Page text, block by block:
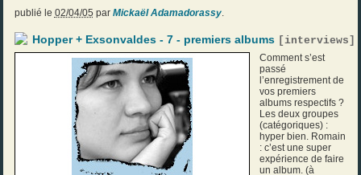
publié le 02/04/05 par Mickaël Adamadorassy.
Hopper + Exsonvaldes - 7 - premiers albums [interviews ]
Comment s’est
passé
l’enregistrement de
vos premiers
albums respectifs ?
Les deux groupes
(catégoriques) :
hyper bien. Romain
: c’est une super
expérience de faire
un album. (à